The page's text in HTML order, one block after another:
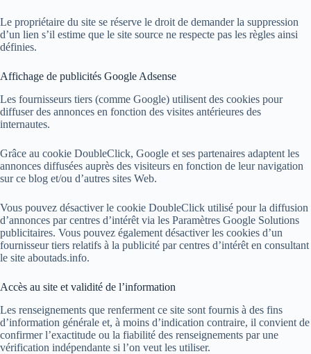
Le propriétaire du site se réserve le droit de demander la suppression
d’un lien s’il estime que le site source ne respecte pas les règles ainsi
définies.
Affichage de publicités Google Adsense
Les fournisseurs tiers (comme Google) utilisent des cookies pour
diffuser des annonces en fonction des visites antérieures des
internautes.
Grâce au cookie DoubleClick, Google et ses partenaires adaptent les
annonces diffusées auprès des visiteurs en fonction de leur navigation
sur ce blog et/ou d’autres sites Web.
Vous pouvez désactiver le cookie DoubleClick utilisé pour la diffusion
d’annonces par centres d’intérêt via les Paramètres Google Solutions
publicitaires. Vous pouvez également désactiver les cookies d’un
fournisseur tiers relatifs à la publicité par centres d’intérêt en consultant
le site aboutads.info.
Accès au site et validité de l’information
Les renseignements que renferment ce site sont fournis à des fins
d’information générale et, à moins d’indication contraire, il convient de
confirmer l’exactitude ou la fiabilité des renseignements par une
vérification indépendante si l’on veut les utiliser.